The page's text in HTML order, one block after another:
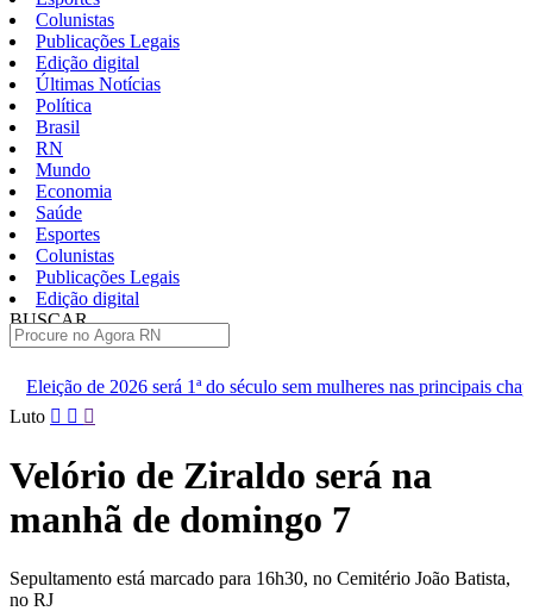
Colunistas
Publicações Legais
Edição digital
Últimas Notícias
Política
Brasil
RN
Mundo
Economia
Saúde
Esportes
Colunistas
Publicações Legais
Edição digital
BUSCAR
1ª do século sem mulheres nas principais chapas
Renan diz
Pular
conteúdo
Luto
Velório de Ziraldo será na
manhã de domingo 7
Sepultamento está marcado para 16h30, no Cemitério João Batista,
no RJ